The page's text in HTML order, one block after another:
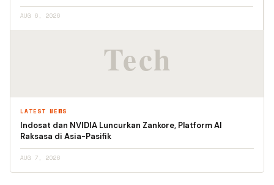
AUG 6, 2026
LATEST NEWS
Indosat dan NVIDIA Luncurkan Zankore, Platform AI
Raksasa di Asia-Pasifik
AUG 7, 2026